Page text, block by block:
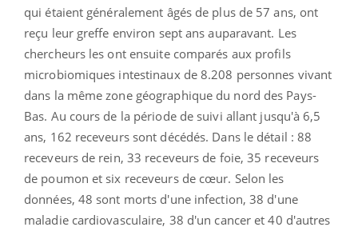
qui étaient généralement âgés de plus de 57 ans, ont
reçu leur greffe environ sept ans auparavant. Les
chercheurs les ont ensuite comparés aux profils
microbiomiques intestinaux de 8.208 personnes vivant
dans la même zone géographique du nord des Pays-
Bas. Au cours de la période de suivi allant jusqu'à 6,5
ans, 162 receveurs sont décédés. Dans le détail : 88
receveurs de rein, 33 receveurs de foie, 35 receveurs
de poumon et six receveurs de cœur. Selon les
données, 48 sont morts d'une infection, 38 d'une
maladie cardiovasculaire, 38 d'un cancer et 40 d'autres